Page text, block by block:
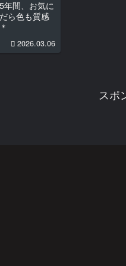
年間、お気に
ら色も質感
2026.03.06
スポ